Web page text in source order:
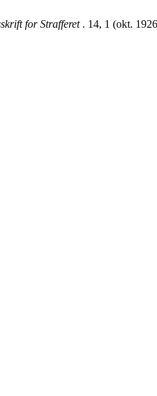
for Strafferet . 14, 1 (okt.